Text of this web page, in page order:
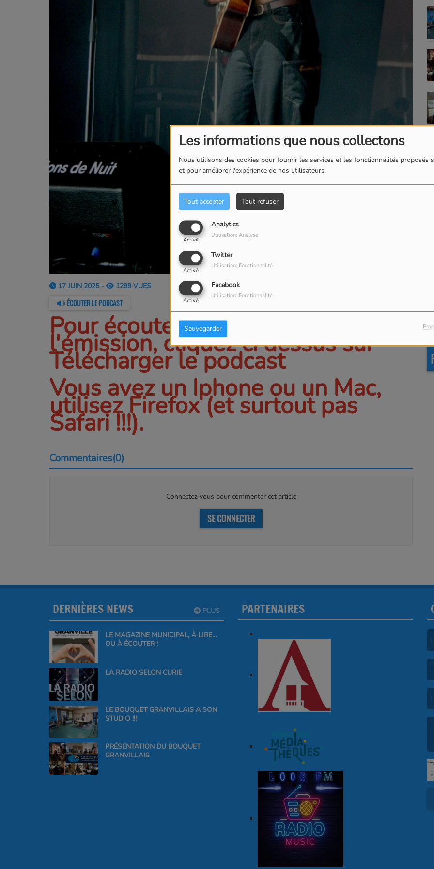
Les informations que nous collectons
Nous utilisons des cookies pour fournir les services et les fonctionnalités proposés
et pour améliorer l'expérience de nos utilisateurs.
Tout accepter Tout refuser
Analytics
Activé
Utilisation: Analyse
Twitter
Activé
Utilisation: Fonctionnalité
Facebook
Activé
Utilisation: Fonctionnalité
Sauvegarder
17 JUIN 2025 - 1299 VUES
ÉCOUTER LE PODCAST
Pour écouter ou télécharger
l'émission, cliquez ci dessus sur
Télécharger le podcast
Vous avez un Iphone ou un Mac,
utilisez Firefox (et surtout pas
Safari !!!).
Commentaires(0)
Connectez-vous pour commenter cet article
SE CONNECTER
Granville, le magazine
PLUS
DERNIÈRES NEWS
LE MAGAZINE MUNICIPAL, À LIRE…
OU À ÉCOUTER !
LA RADIO SELON CURIE
LE BOUQUET GRANVILLAIS A SON
STUDIO !!!
PRÉSENTATION DU BOUQUET
GRANVILLAIS
PARTENAIRES